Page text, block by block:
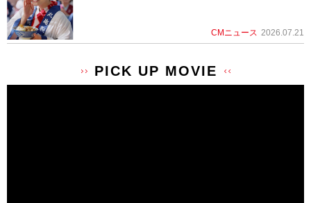
CMニュース 2026.07.21
PICK UP MOVIE